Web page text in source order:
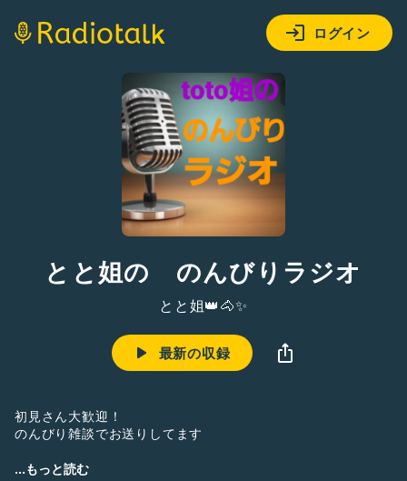
ログイン
とと姐の のんびりラジオ
とと姐👑🐴✨
最新の収録
初見さん大歓迎！
のんびり雑談でお送りしてます
フリー芸人が
...もっと読む